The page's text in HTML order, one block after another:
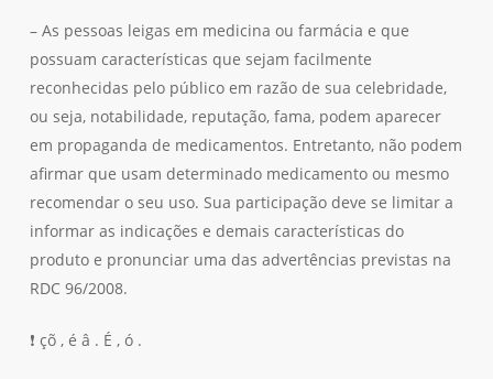
– As pessoas leigas em medicina ou farmácia e que
possuam características que sejam facilmente
reconhecidas pelo público em razão de sua celebridade,
ou seja, notabilidade, reputação, fama, podem aparecer
em propaganda de medicamentos. Entretanto, não podem
afirmar que usam determinado medicamento ou mesmo
recomendar o seu uso. Sua participação deve se limitar a
informar as indicações e demais características do
produto e pronunciar uma das advertências previstas na
RDC 96/2008.
❗ çõ , é â . É , ó .